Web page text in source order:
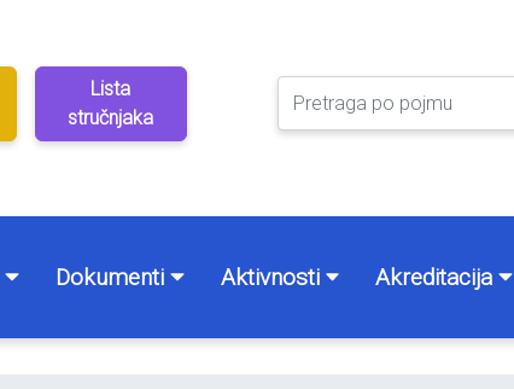
Lista
stručnjaka
Dokumenti Aktivnosti Akreditacija